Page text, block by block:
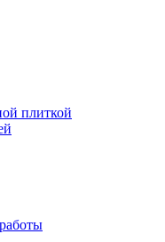
плиткой